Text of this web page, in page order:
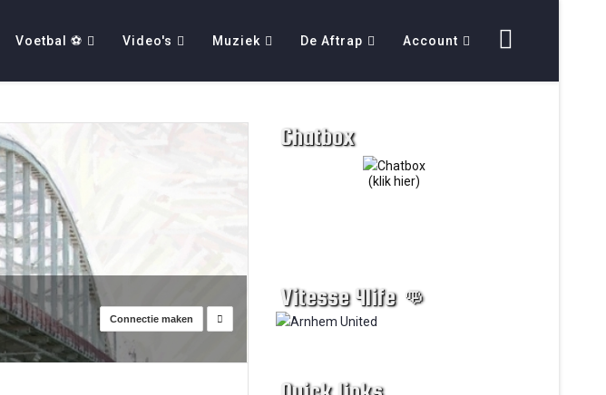
Voetbal ⚽ Video's Muziek De Aftrap Account
Connectie maken
Chatbox
(klik hier)
Vitesse 4life 👊